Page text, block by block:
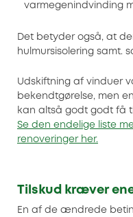
varmegenindvinding
Det betyder også, at
hulmursisolering samt.
Udskiftning af vinduer
bekendtgørelse, men
kan altså godt godt få
Se den endelige liste
renoveringer her.
Tilskud kræver
En af de ændrede